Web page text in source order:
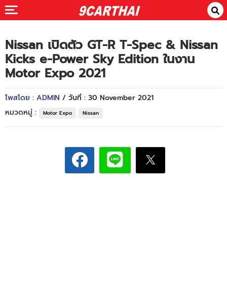
Nissan เปิดตัว GT-R T-Spec & Nissan
Kicks e-Power Sky Edition ในงาน
Motor Expo 2021
โพสโดย : ADMIN / วันที่ : 30 November 2021
หมวดหมู่ :
Motor Expo Nissan